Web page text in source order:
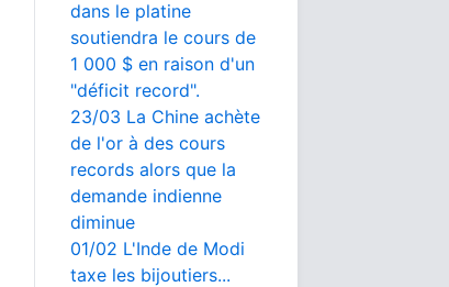
dans le platine
soutiendra le cours de
1 000 $ en raison d'un
"déficit record".
23/03 La Chine achète
de l'or à des cours
records alors que la
demande indienne
diminue
01/02 L'Inde de Modi
taxe les bijoutiers...